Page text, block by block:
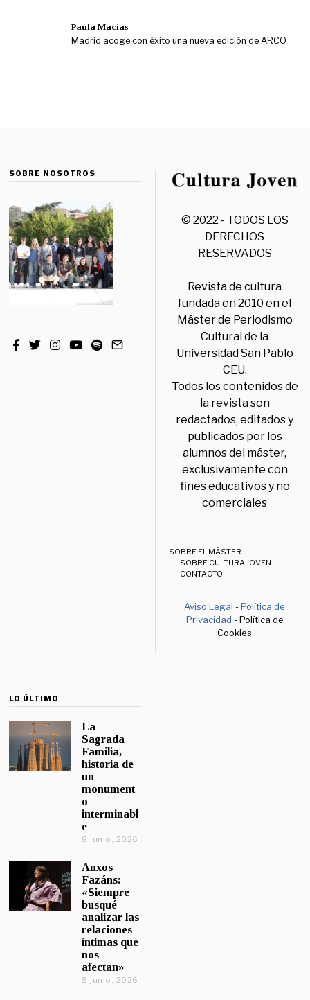
Paula Macías
Madrid acoge con éxito una nueva edición de ARCO
SOBRE NOSOTROS
© 2022 - TODOS LOS
DERECHOS
RESERVADOS
Revista de cultura
fundada en 2010 en el
Máster de Periodismo
Cultural de la
Universidad San Pablo
CEU.
Todos los contenidos de
la revista son
redactados, editados y
publicados por los
alumnos del máster,
exclusivamente con
fines educativos y no
comerciales
SOBRE EL MÁSTER
SOBRE CULTURA JOVEN
CONTACTO
Aviso Legal -Política de
Privacidad - Política de
Cookies
LO ÚLTIMO
La
Sagrada
Familia,
historia de
un
monument
o
interminabl
e
8 junio, 2026
Anxos
Fazáns:
«Siempre
busqué
analizar las
relaciones
íntimas que
nos
afectan»
5 junio, 2026